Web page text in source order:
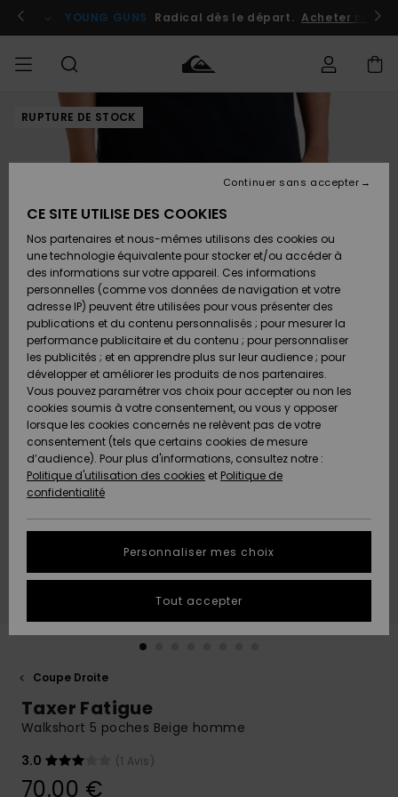
l'information
le
Se connecter / s'inscrire
YOUNG GUNS Radical dès le départ. Acheter
HOMME Vêtements
Chaussures
& Tongs
Surf
Snow
Nouveautés
A
Découvrir
Vêtements
Chaussures
& Tongs
Surf
Snow
Nouveautés
A
Découvrir
FEMME
Shop
A
Découvrir
Snow
SURF
Surf
Surf
Shop
Enfant
Highlights
Communauté
SNOW
Snow
Snow
Shop
Enfant
Snow
Shop
Femme
A
Découvrir
Communauté
OUTLET
Outlet
Enfant
Outlet
Femme
AIDE &
CONTACT
Accéder à
ma
Retours
Paiement
Carte
Cadeau
Quiksilver
Freedom
Protection
des
tailles
conversation
plus rapide
à votre
question.
Démarrer
MAGASINS
QUIKSILVER
RUPTURE DE STOCK
Coupe Droite
Taxer Fatigue
Walkshort 5 poches Beige homme
3.0
(1 Avis)
70,00 €
CE SITE UTILISE DES COOKIES
Nos partenaires et nous-mêmes utilisons des cookies ou
une technologie équivalente pour stocker et/ou accéder à
des informations sur votre appareil. Ces informations
personnelles (comme vos données de navigation et votre
adresse IP) peuvent être utilisées pour vous présenter des
publications et du contenu personnalisés ; pour mesurer la
performance publicitaire et du contenu ; pour personnaliser
les publicités ; et en apprendre plus sur leur audience ; pour
développer et améliorer les produits de nos partenaires.
Vous pouvez paramétrer vos choix pour accepter ou non les
cookies soumis à votre consentement, ou vous y opposer
lorsque les cookies concernés ne relèvent pas de votre
consentement (tels que certains cookies de mesure
d’audience). Pour plus d'informations, consultez notre :
Politique d'utilisation des cookies et Politique de
confidentialité
Personnaliser mes choix
Continuer sans accepter
Tout accepter